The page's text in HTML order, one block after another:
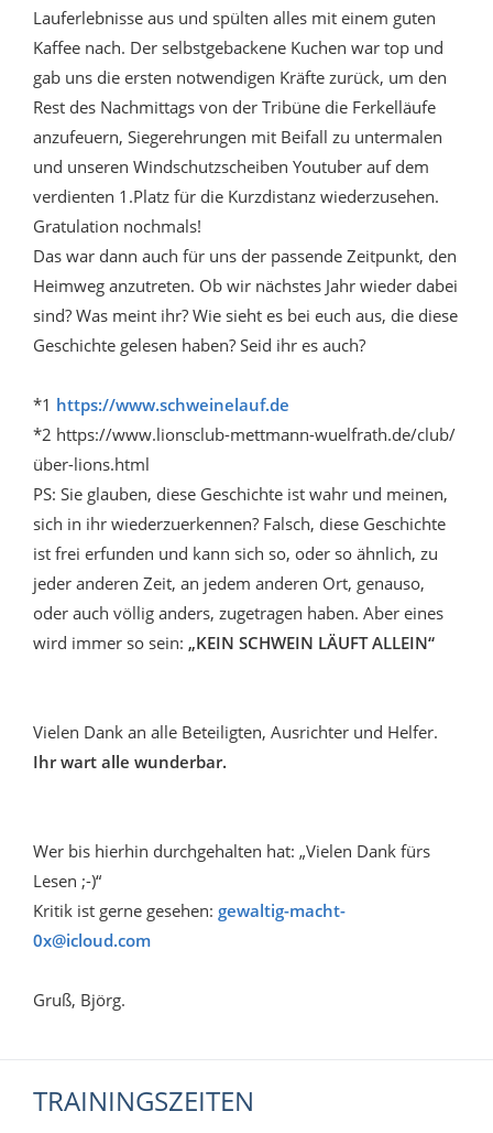
Lauferlebnisse aus und spülten alles mit einem guten
Kaffee nach. Der selbstgebackene Kuchen war top und
gab uns die ersten notwendigen Kräfte zurück, um den
Rest des Nachmittags von der Tribüne die Ferkelläufe
anzufeuern, Siegerehrungen mit Beifall zu untermalen
und unseren Windschutzscheiben Youtuber auf dem
verdienten 1.Platz für die Kurzdistanz wiederzusehen.
Gratulation nochmals!
Das war dann auch für uns der passende Zeitpunkt, den
Heimweg anzutreten. Ob wir nächstes Jahr wieder dabei
sind? Was meint ihr? Wie sieht es bei euch aus, die diese
Geschichte gelesen haben? Seid ihr es auch?
*1 https://www.schweinelauf.de
*2 https://www.lionsclub-mettmann-wuelfrath.de/club/
über-lions.html
PS: Sie glauben, diese Geschichte ist wahr und meinen,
sich in ihr wiederzuerkennen? Falsch, diese Geschichte
ist frei erfunden und kann sich so, oder so ähnlich, zu
jeder anderen Zeit, an jedem anderen Ort, genauso,
oder auch völlig anders, zugetragen haben. Aber eines
wird immer so sein: „KEIN SCHWEIN LÄUFT ALLEIN“
Vielen Dank an alle Beteiligten, Ausrichter und Helfer.
Ihr wart alle wunderbar.
Wer bis hierhin durchgehalten hat: „Vielen Dank fürs
Lesen ;-)“
Kritik ist gerne gesehen: gewaltig-macht-
0x@icloud.com
Gruß, Björg.
TRAININGSZEITEN